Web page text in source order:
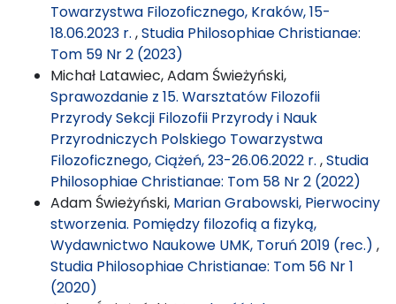
Towarzystwa Filozoficznego, Kraków, 15-
18.06.2023 r. ,Studia Philosophiae Christianae:
Tom 59 Nr 2 (2023)
Michał Latawiec, Adam Świeżyński,
Sprawozdanie z 15. Warsztatów Filozofii
Przyrody Sekcji Filozofii Przyrody i Nauk
Przyrodniczych Polskiego Towarzystwa
Filozoficznego, Ciążeń, 23-26.06.2022 r. ,Studia
Philosophiae Christianae: Tom 58 Nr 2 (2022)
Adam Świeżyński, Marian Grabowski, Pierwociny
stworzenia. Pomiędzy filozofią a fizyką,
Wydawnictwo Naukowe UMK, Toruń 2019 (rec.) ,
Studia Philosophiae Christianae: Tom 56 Nr 1
(2020)